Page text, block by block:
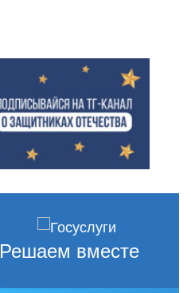
Решаем вместе